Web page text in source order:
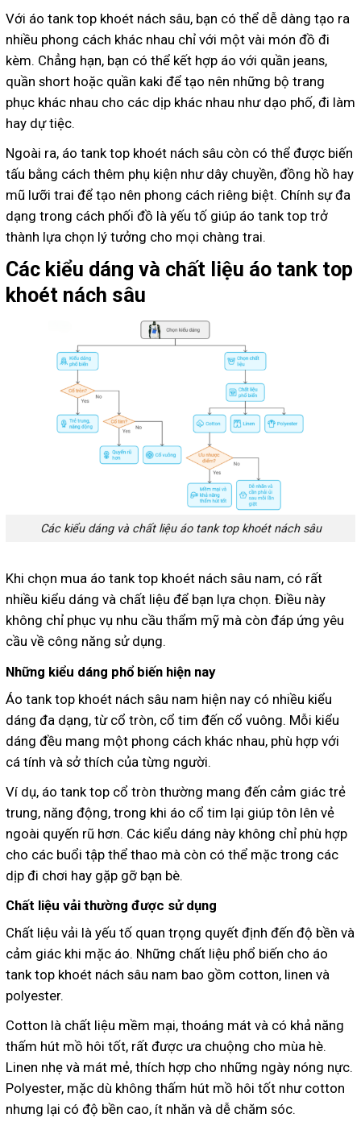
Với áo tank top khoét nách sâu, bạn có thể dễ dàng tạo ra
nhiều phong cách khác nhau chỉ với một vài món đồ đi
kèm. Chẳng hạn, bạn có thể kết hợp áo với quần jeans,
quần short hoặc quần kaki để tạo nên những bộ trang
phục khác nhau cho các dịp khác nhau như dạo phố, đi làm
hay dự tiệc.
Ngoài ra, áo tank top khoét nách sâu còn có thể được biến
tấu bằng cách thêm phụ kiện như dây chuyền, đồng hồ hay
mũ lưỡi trai để tạo nên phong cách riêng biệt. Chính sự đa
dạng trong cách phối đồ là yếu tố giúp áo tank top trở
thành lựa chọn lý tưởng cho mọi chàng trai.
Các kiểu dáng và chất liệu áo tank top
khoét nách sâu
Các kiểu dáng và chất liệu áo tank top khoét nách sâu
Khi chọn mua áo tank top khoét nách sâu nam, có rất
nhiều kiểu dáng và chất liệu để bạn lựa chọn. Điều này
không chỉ phục vụ nhu cầu thẩm mỹ mà còn đáp ứng yêu
cầu về công năng sử dụng.
Những kiểu dáng phổ biến hiện nay
Áo tank top khoét nách sâu nam hiện nay có nhiều kiểu
dáng đa dạng, từ cổ tròn, cổ tim đến cổ vuông. Mỗi kiểu
dáng đều mang một phong cách khác nhau, phù hợp với
cá tính và sở thích của từng người.
Ví dụ, áo tank top cổ tròn thường mang đến cảm giác trẻ
trung, năng động, trong khi áo cổ tim lại giúp tôn lên vẻ
ngoài quyến rũ hơn. Các kiểu dáng này không chỉ phù hợp
cho các buổi tập thể thao mà còn có thể mặc trong các
dịp đi chơi hay gặp gỡ bạn bè.
Chất liệu vải thường được sử dụng
Chất liệu vải là yếu tố quan trọng quyết định đến độ bền và
cảm giác khi mặc áo. Những chất liệu phổ biến cho áo
tank top khoét nách sâu nam bao gồm cotton, linen và
polyester.
Cotton là chất liệu mềm mại, thoáng mát và có khả năng
thấm hút mồ hôi tốt, rất được ưa chuộng cho mùa hè.
Linen nhẹ và mát mẻ, thích hợp cho những ngày nóng nực.
Polyester, mặc dù không thấm hút mồ hôi tốt như cotton
nhưng lại có độ bền cao, ít nhăn và dễ chăm sóc.